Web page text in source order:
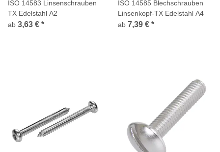
ISO 14583 Linsenschrauben
TX Edelstahl A2
ab 3,63 € *
ISO 14585 Blechschrauben
Linsenkopf-TX Edelstahl A4
ab 7,39 € *